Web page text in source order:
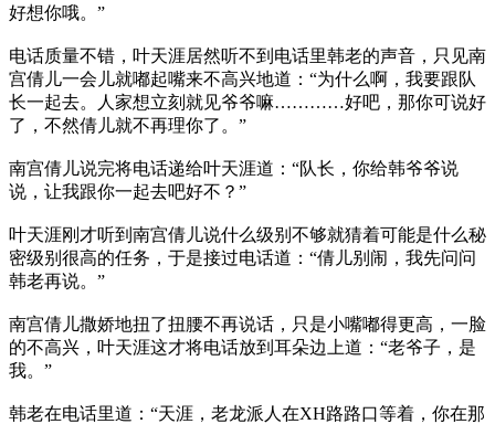
好想你哦。”
电话质量不错，叶天涯居然听不到电话里韩老的声音，只见南
宫倩儿一会儿就嘟起嘴来不高兴地道：“为什么啊，我要跟队
长一起去。人家想立刻就见爷爷嘛…………好吧，那你可说好
了，不然倩儿就不再理你了。”
南宫倩儿说完将电话递给叶天涯道：“队长，你给韩爷爷说
说，让我跟你一起去吧好不？”
叶天涯刚才听到南宫倩儿说什么级别不够就猜着可能是什么秘
密级别很高的任务，于是接过电话道：“倩儿别闹，我先问问
韩老再说。”
南宫倩儿撒娇地扭了扭腰不再说话，只是小嘴嘟得更高，一脸
的不高兴，叶天涯这才将电话放到耳朵边上道：“老爷子，是
我。”
韩老在电话里道：“天涯，老龙派人在XH路路口等着，你在那